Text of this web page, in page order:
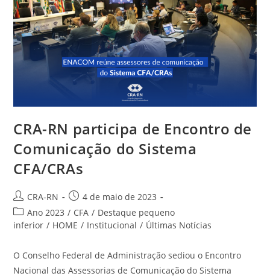
RN
CRA-RN participa de Encontro de
Comunicação do Sistema
CFA/CRAs
Autor
do
post:
CRA-RN
Post
publicado:
4 de maio de 2023
Categoria
do
Ano 2023 / CFA / Destaque pequeno
inferior / HOME / Institucional / Últimas Notícias
O Conselho Federal de Administração sediou o Encontro
Nacional das Assessorias de Comunicação do Sistema